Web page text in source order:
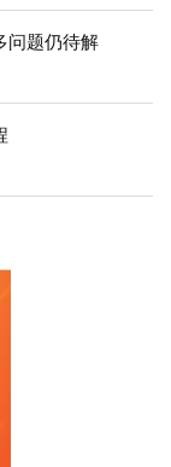
问题仍待解